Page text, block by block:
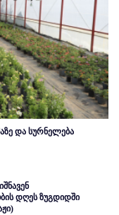
და სურნელება
დღეს ზუგდიდში